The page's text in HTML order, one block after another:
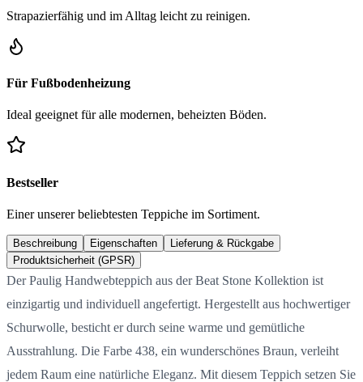
Strapazierfähig und im Alltag leicht zu reinigen.
Für Fußbodenheizung
Ideal geeignet für alle modernen, beheizten Böden.
Bestseller
Einer unserer beliebtesten Teppiche im Sortiment.
Beschreibung Eigenschaften
Lieferung & Rückgabe
Produktsicherheit (GPSR)
Der Paulig Handwebteppich aus der Beat Stone Kollektion ist
einzigartig und individuell angefertigt. Hergestellt aus hochwertiger
Schurwolle, besticht er durch seine warme und gemütliche
Ausstrahlung. Die Farbe 438, ein wunderschönes Braun, verleiht
jedem Raum eine natürliche Eleganz. Mit diesem Teppich setzen Sie